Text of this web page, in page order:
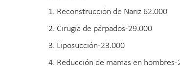
1. Reconstrucción de Nariz 62.000
2. Cirugía de párpados-29.000
3. Liposucción-23.000
4. Reducción de mamas en hombres-